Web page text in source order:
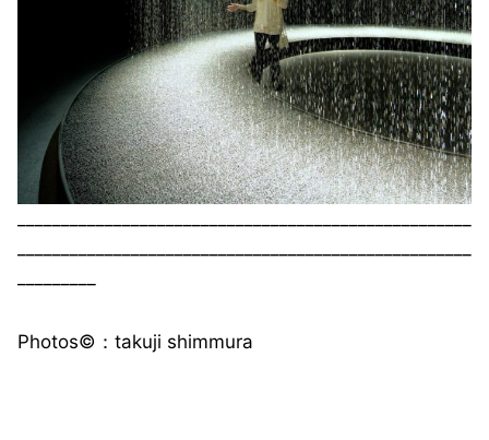
Photos©️：takuji shimmura